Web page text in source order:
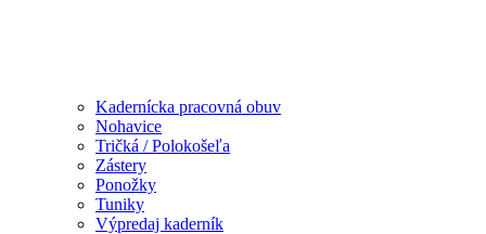
Kadernícka pracovná obuv
Nohavice
Tričká / Polokošeľa
Zástery
Ponožky
Tuniky
Výpredaj kaderník